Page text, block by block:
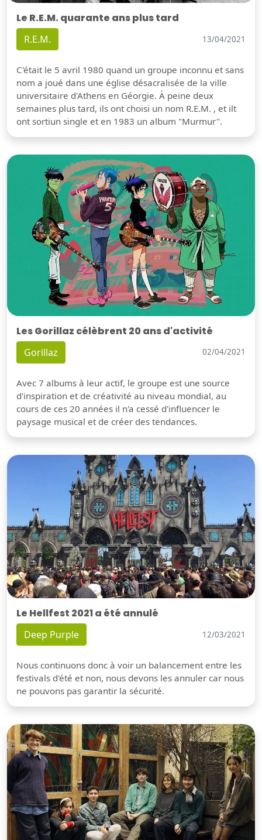
Le R.E.M. quarante ans plus tard
R.E.M. 13/04/2021
C'était le 5 avril 1980 quand un groupe inconnu et sans
nom a joué dans une église désacralisée de la ville
universitaire d'Athens en Géorgie. À peine deux
semaines plus tard, ils ont choisi un nom R.E.M. , et ilt
ont sortiun single et en 1983 un album "Murmur".
Les Gorillaz célèbrent 20 ans d'activité
Gorillaz 02/04/2021
Avec 7 albums à leur actif, le groupe est une source
d'inspiration et de créativité au niveau mondial, au
cours de ces 20 années il n'a cessé d'influencer le
paysage musical et de créer des tendances.
Le Hellfest 2021 a été annulé
Deep Purple 12/03/2021
Nous continuons donc à voir un balancement entre les
festivals d'été et non, nous devons les annuler car nous
ne pouvons pas garantir la sécurité.